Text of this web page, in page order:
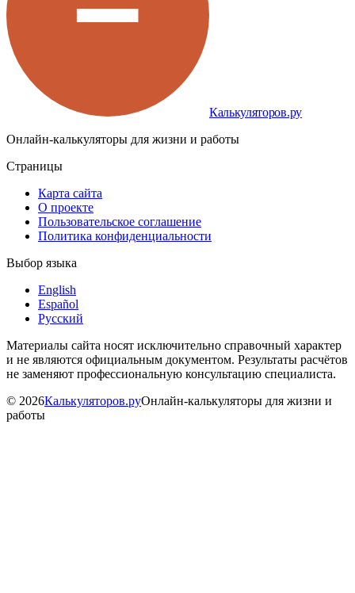
Калькуляторов.ру
Онлайн-калькуляторы для жизни и работы
Страницы
Карта сайта
О проекте
Пользовательское соглашение
Политика конфиденциальности
Выбор языка
English
Español
Русский
Материалы сайта носят исключительно справочный характер
и не являются официальным документом. Результаты расчётов
не заменяют профессиональную консультацию специалиста.
© 2026Калькуляторов.руОнлайн-калькуляторы для жизни и
работы